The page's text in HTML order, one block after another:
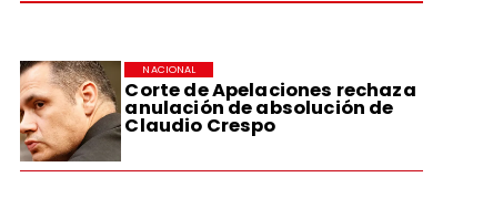
Corte de Apelaciones rechaza
anulación de absolución de
Claudio Crespo
NACIONAL